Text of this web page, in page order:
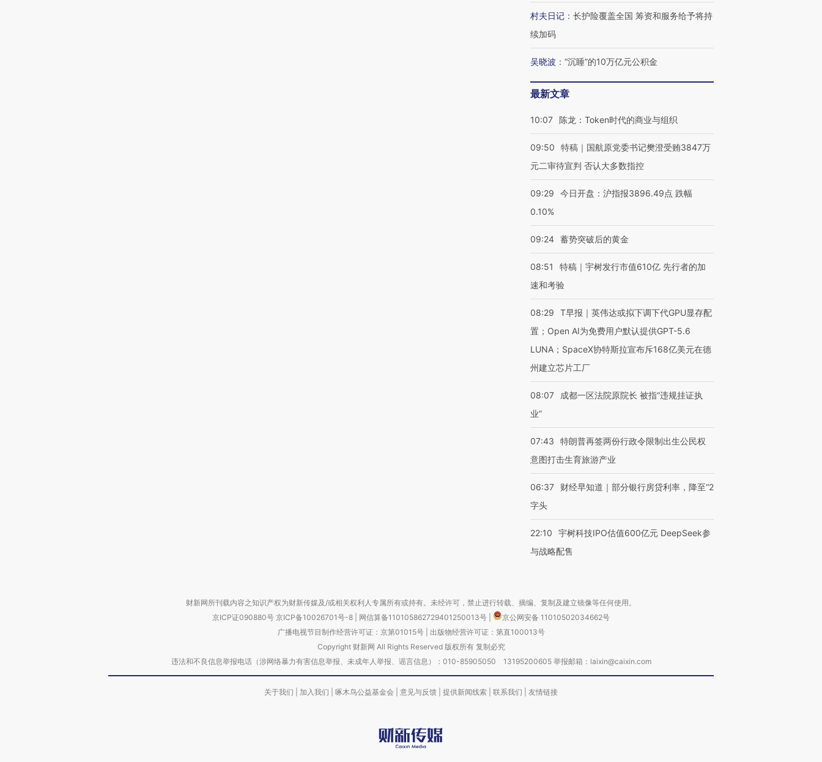
村夫日记 ： 长护险覆盖全国 筹资和服务给予将持
续加码
吴晓波 ： “沉睡”的10万亿元公积金
最新文章
10:07 陈龙：Token时代的商业与组织
09:50
特稿｜国航原党委书记樊澄受贿3847万
元二审待宣判 否认大多数指控
09:29
今日开盘：沪指报3896.49点 跌幅
0.10%
09:24 蓄势突破后的黄金
08:51
特稿｜宇树发行市值610亿 先行者的加
速和考验
08:29
T早报｜英伟达或拟下调下代GPU显存配
置；Open AI为免费用户默认提供GPT-5.6
LUNA；SpaceX协特斯拉宣布斥168亿美元在德
州建立芯片工厂
08:07
成都一区法院原院长 被指“违规挂证执
业”
07:43
特朗普再签两份行政令限制出生公民权
意图打击生育旅游产业
06:37
财经早知道｜部分银行房贷利率，降至“2
字头
22:10
宇树科技IPO估值600亿元 DeepSeek参
与战略配售
财新网所刊载内容之知识产权为财新传媒及/或相关权利人专属所有或持有。未经许可，禁止进行转载、摘编、复制及建立镜像等任何使用。
京ICP证090880号 京ICP备10026701号-8 网信算备110105862729401250013号
京公网安备 11010502034662号
广播电视节目制作经营许可证：京第01015号| 出版物经营许可证：第直100013号
Copyright 财新网 All Rights Reserved 版权所有 复制必究
违法和不良信息举报电话（涉网络暴力有害信息举报、未成年人举报、谣言信息）：010-85905050 13195200605 举报邮箱：laixin@caixin.com
关于我们 加入我们 啄木鸟公益基金会 意见与反馈 提供新闻线索 联系我们 友情链接